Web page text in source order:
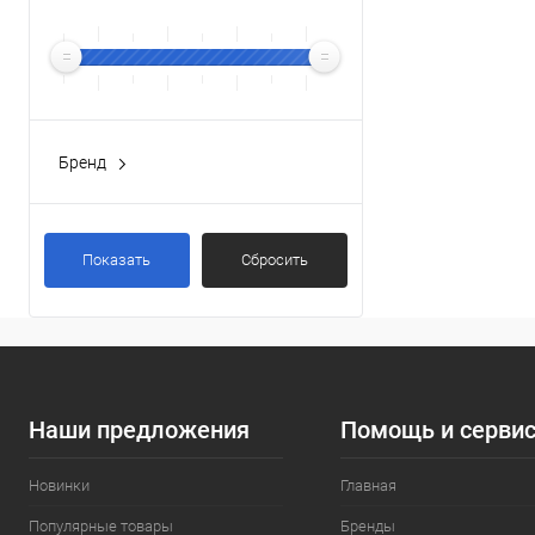
Бренд
Показать Сбросить
Наши предложения
Новинки
Популярные товары
Помощь и
Главная
Бренды